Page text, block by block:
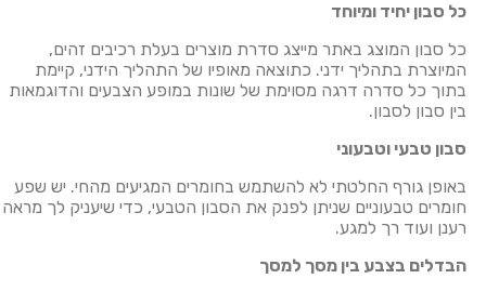
כל סבון יחיד ומיוחד
כל סבון המוצג באתר מייצג סדרת מוצרים בעלת רכיבים זהים,
המיוצרת בתהליך ידני. כתוצאה מאופיו של התהליך הידני, קיימת
בתוך כל סדרה דרגה מסוימת של שונות במופע הצבעים והדוגמאות
בין סבון לסבון.
סבון טבעי וטבעוני
באופן גורף החלטתי לא להשתמש בחומרים המגיעים מהחי. יש שפע
חומרים טבעוניים שניתן לפנק את הסבון הטבעי, כדי שיעניק לך מראה
רענן ועוד רך למגע.
הבדלים בצבע בין מסך למסך